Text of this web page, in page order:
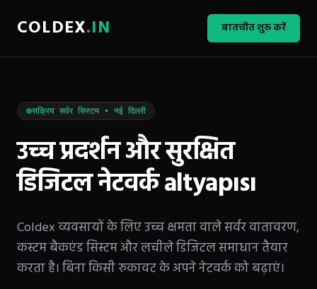
COLDEX.IN बातचीत शुरू करें
सक्रिय सर्वर सिस्टम • नई दिल्ली
उच्च प्रदर्शन और सुरक्षित
डिजिटल नेटवर्क altyapısı
Coldex व्यवसायों के लिए उच्च क्षमता वाले सर्वर वातावरण,
कस्टम बैकएंड सिस्टम और लचीले डिजिटल समाधान तैयार
करता है। बिना किसी रुकावट के अपने नेटवर्क को बढ़ाएं।